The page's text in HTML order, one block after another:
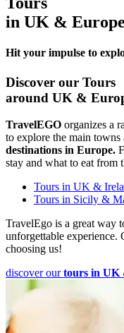
in UK & Europe
Hit your impulse to
Discover our Tours
around UK &
TravelEGO organizes a
to explore the main
destinations in Europe.
stay and what to eat from
Tours in UK &
Tours in Sicily &
TravelEgo is a great way
unforgettable experience.
choosing us!
discover ourtours in UK